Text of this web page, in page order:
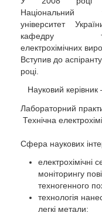
Національний
університет
кафедру
електрохімічних
Вступив до
році.
Науковий керівник
Лабораторний
Технічна
Сфера наукових
електрохімічні
моніторингу
техногенного
технологія
легкі метали;